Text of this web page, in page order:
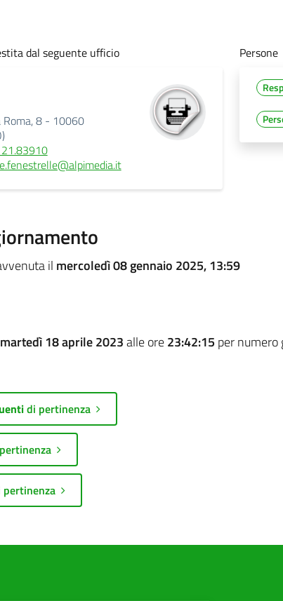
dal seguente ufficio
Roma, 8 - 10060
Persone
il mercoledì 08 gennaio 2025, 13:59
martedì 18 aprile 2023alle ore23:42:15 per numero
di pertinenza